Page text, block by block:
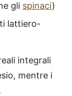
gli spinaci)
lattiero-
integrali
mentre i